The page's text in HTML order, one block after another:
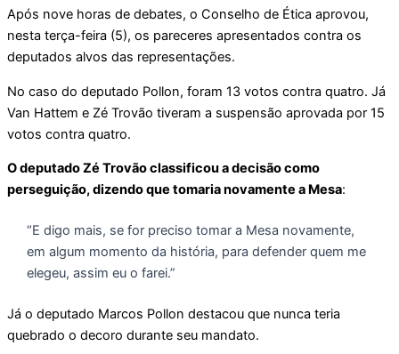
Após nove horas de debates, o Conselho de Ética aprovou,
nesta terça-feira (5), os pareceres apresentados contra os
deputados alvos das representações.
No caso do deputado Pollon, foram 13 votos contra quatro. Já
Van Hattem e Zé Trovão tiveram a suspensão aprovada por 15
votos contra quatro.
O deputado Zé Trovão classificou a decisão como
perseguição, dizendo que tomaria novamente a Mesa:
“E digo mais, se for preciso tomar a Mesa novamente,
em algum momento da história, para defender quem me
elegeu, assim eu o farei.”
Já o deputado Marcos Pollon destacou que nunca teria
quebrado o decoro durante seu mandato.